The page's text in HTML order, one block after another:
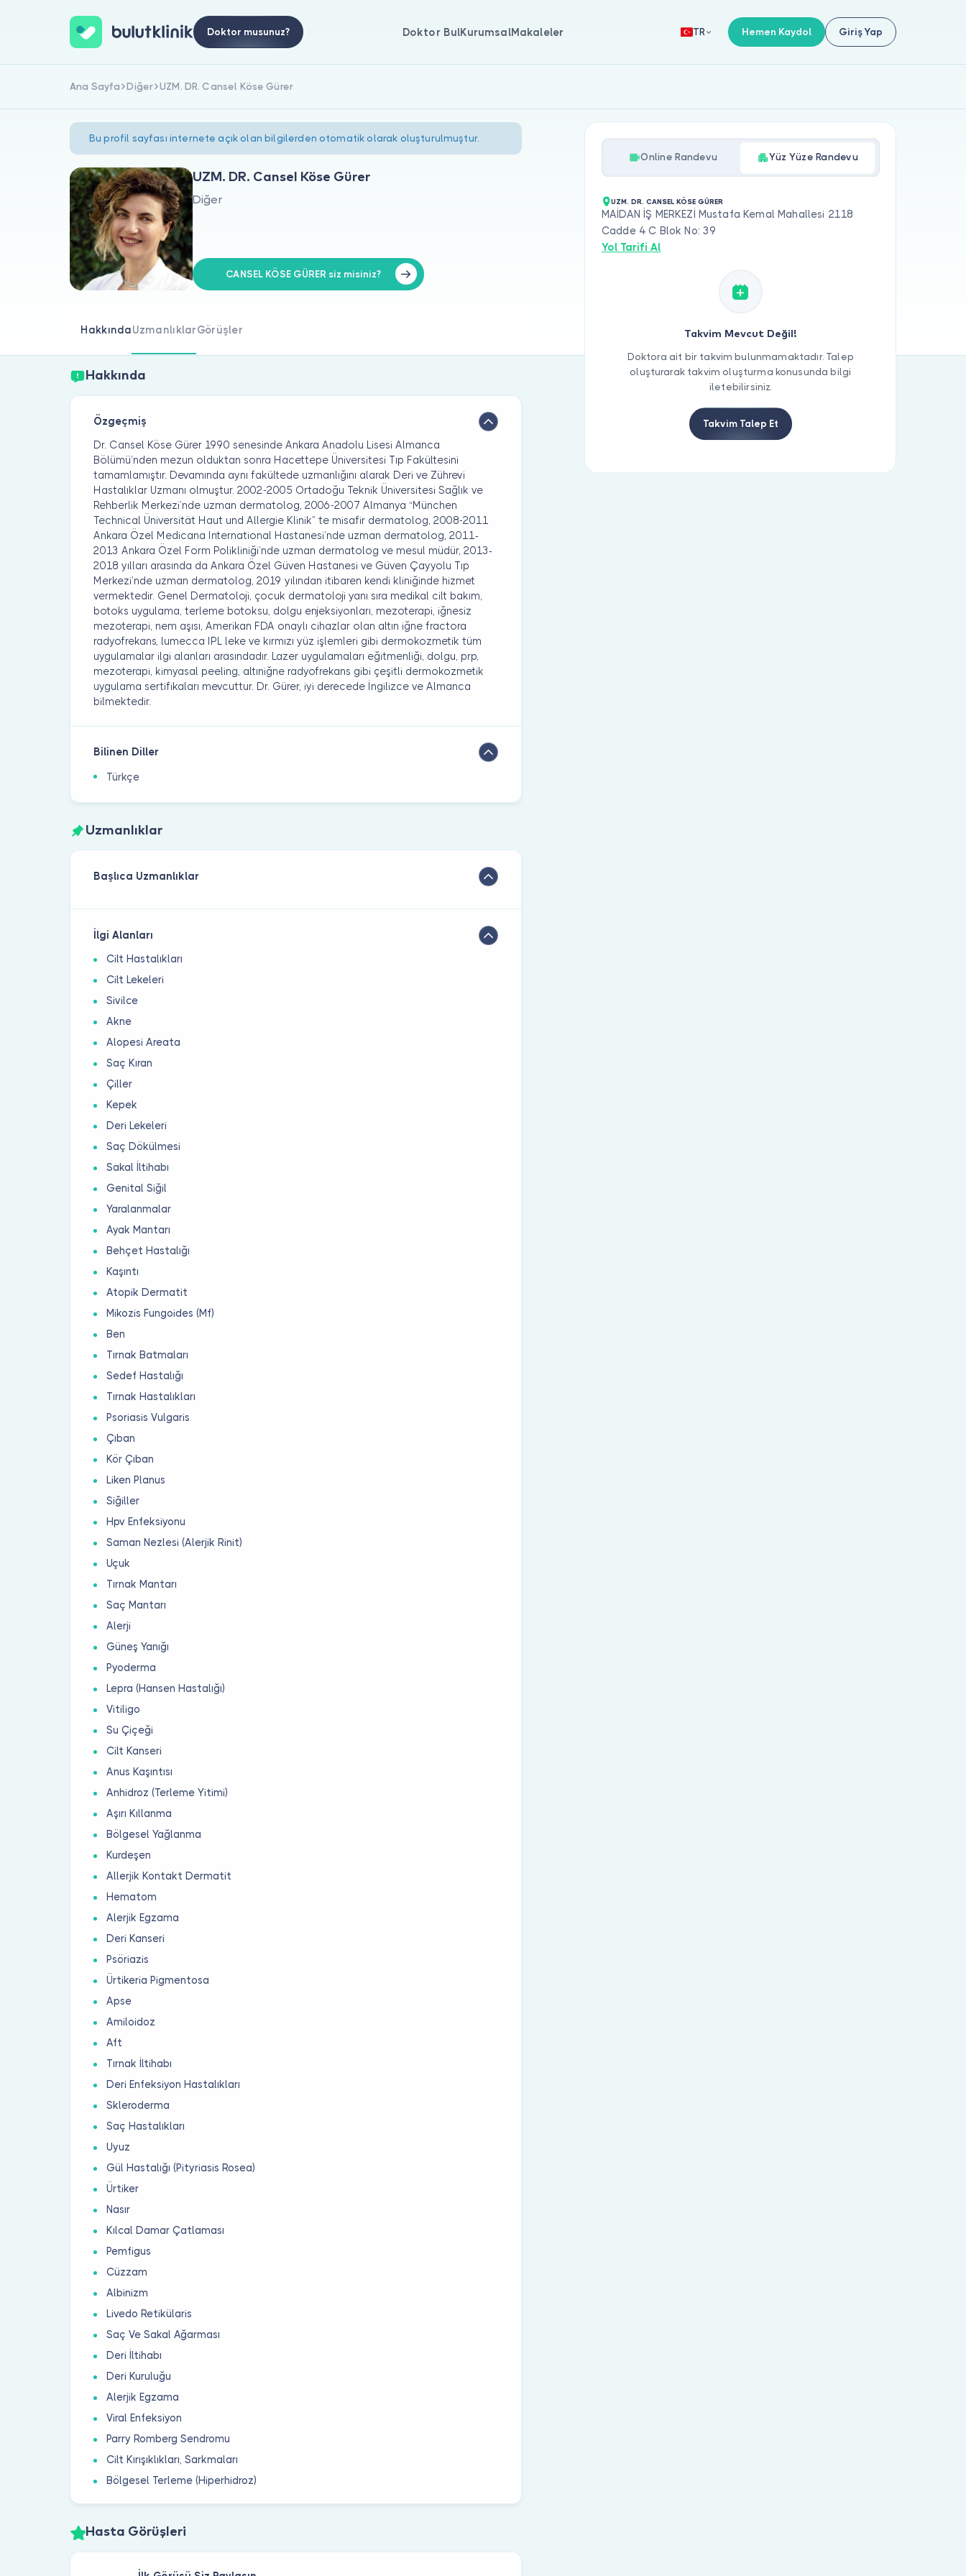
Doktor musunuz? Doktor BulKurumsalMakaleler TR Hemen Kaydol Giriş Yap
Ana Sayfa Diğer UZM. DR. Cansel Köse Gürer
Bu profil sayfası internete açık olan bilgilerden otomatik olarak oluşturulmuştur.
UZM. DR. Cansel Köse Gürer
Diğer
CANSEL KÖSE GÜRER siz misiniz?
HakkındaUzmanlıklarGörüşler
Hakkında
Özgeçmiş
Dr. Cansel Köse Gürer 1990 senesinde Ankara Anadolu Lisesi Almanca
Bölümü’nden mezun olduktan sonra Hacettepe Üniversitesi Tıp Fakültesini
tamamlamıştır. Devamında aynı fakültede uzmanlığını alarak Deri ve Zührevi
Hastalıklar Uzmanı olmuştur. 2002-2005 Ortadoğu Teknik Üniversitesi Sağlık ve
Rehberlik Merkezi’nde uzman dermatolog, 2006-2007 Almanya “München
Technical Üniversität Haut und Allergie Klinik” te misafir dermatolog, 2008-2011
Ankara Özel Medicana International Hastanesi’nde uzman dermatolog, 2011-
2013 Ankara Özel Form Polikliniği’nde uzman dermatolog ve mesul müdür, 2013-
2018 yılları arasında da Ankara Özel Güven Hastanesi ve Güven Çayyolu Tıp
Merkezi’nde uzman dermatolog, 2019 yılından itibaren kendi kliniğinde hizmet
vermektedir. Genel Dermatoloji, çocuk dermatoloji yanı sıra medikal cilt bakım,
botoks uygulama, terleme botoksu, dolgu enjeksiyonları, mezoterapi, iğnesiz
mezoterapi, nem aşısı, Amerikan FDA onaylı cihazlar olan altın iğne fractora
radyofrekans, lumecca IPL leke ve kırmızı yüz işlemleri gibi dermokozmetik tüm
uygulamalar ilgi alanları arasındadır. Lazer uygulamaları eğitmenliği, dolgu, prp,
mezoterapi, kimyasal peeling, altıniğne radyofrekans gibi çeşitli dermokozmetik
uygulama sertifikaları mevcuttur. Dr. Gürer, iyi derecede İngilizce ve Almanca
bilmektedir.
Bilinen Diller
Türkçe
Uzmanlıklar
Başlıca Uzmanlıklar
İlgi Alanları
Cilt Hastalıkları
Cilt Lekeleri
Sivilce
Akne
Alopesi Areata
Saç Kıran
Çiller
Kepek
Deri Lekeleri
Saç Dökülmesi
Sakal İltihabı
Genital Siğil
Yaralanmalar
Ayak Mantarı
Behçet Hastalığı
Kaşıntı
Atopik Dermatit
Mikozis Fungoides (Mf)
Ben
Tırnak Batmaları
Sedef Hastalığı
Tırnak Hastalıkları
Psoriasis Vulgaris
Çıban
Kör Çıban
Liken Planus
Siğiller
Hpv Enfeksiyonu
Saman Nezlesi (Alerjik Rinit)
Uçuk
Tırnak Mantarı
Saç Mantarı
Alerji
Güneş Yanığı
Pyoderma
Lepra (Hansen Hastalığı)
Vitiligo
Su Çiçeği
Cilt Kanseri
Anus Kaşıntısı
Anhidroz (Terleme Yitimi)
Aşırı Kıllanma
Bölgesel Yağlanma
Kurdeşen
Allerjik Kontakt Dermatit
Hematom
Alerjik Egzama
Deri Kanseri
Psöriazis
Ürtikeria Pigmentosa
Apse
Amiloidoz
Aft
Tırnak İltihabı
Deri Enfeksiyon Hastalıkları
Skleroderma
Saç Hastalıkları
Uyuz
Gül Hastalığı (Pityriasis Rosea)
Ürtiker
Nasır
Kılcal Damar Çatlaması
Pemfigus
Cüzzam
Albinizm
Livedo Retikülaris
Saç Ve Sakal Ağarması
Deri İltihabı
Deri Kuruluğu
Alerjik Egzama
Viral Enfeksiyon
Parry Romberg Sendromu
Cilt Kırışıklıkları, Sarkmaları
Bölgesel Terleme (Hiperhidroz)
Hasta Görüşleri
Online Randevu Yüz Yüze Randevu
UZM. DR. CANSEL KÖSE GÜRER
MAİDAN İŞ MERKEZİ Mustafa Kemal Mahallesi 2118
Cadde 4 C Blok No: 39
Yol Tarifi Al
Takvim Mevcut Değil!
Doktora ait bir takvim bulunmamaktadır. Talep
oluşturarak takvim oluşturma konusunda bilgi
iletebilirsiniz.
Takvim Talep Et